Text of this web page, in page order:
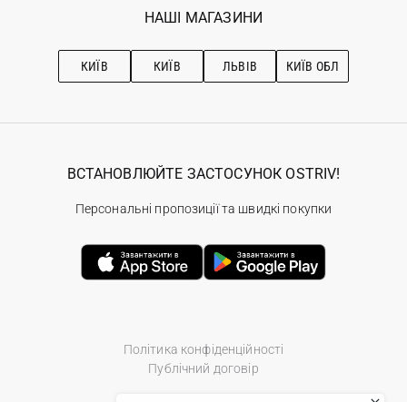
Ostriv Club+
Наші магазини
Рекомендації з догляду
НАШІ МАГАЗИНИ
КИЇВ КИЇВ ЛЬВІВ КИЇВ ОБЛ
Політика конфіденційності
Публічний договір
ВСТАНОВЛЮЙТЕ ЗАСТОСУНОК OSTRIV!
Персональні пропозиції та швидкі покупки